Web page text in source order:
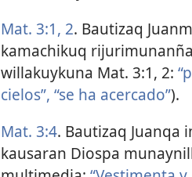
Mat. 3:1, 2. Bautizaq
kamachikuq
willakuykuna Mat. 3:1, 2:
cielos”, “se ha acercado”).
Mat. 3:4. Bautizaq Juanqa
kausaran Diospa